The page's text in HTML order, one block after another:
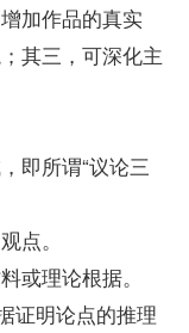
加作品的真实
其三，可深化主
即所谓“议论三
。
理论根据。
证明论点的推理